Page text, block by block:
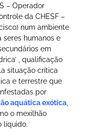
– Operador
da CHESF –
num ambiente
seres humanos e
em
, qualificação
situação crítica
e terrestre que
por
aquática exótica
o mexilhão
líquido.